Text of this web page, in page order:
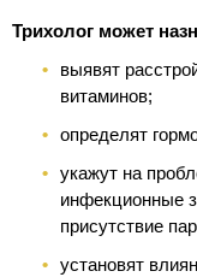
Трихолог может
выявят
витаминов;
определят
укажут на
инфекционные
присутствие
установят